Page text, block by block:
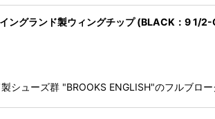
ングランド製ウィングチップ (BLACK：9 1/
シューズ群 "BROOKS ENGLISH"のフルブロ